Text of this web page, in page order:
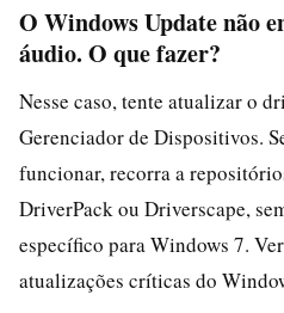
O Windows Update não
áudio. O que fazer?
Nesse caso, tente atualizar o
Gerenciador de Dispositivos.
funcionar, recorra a
DriverPack ou Driverscape,
específico para Windows 7.
atualizações críticas do